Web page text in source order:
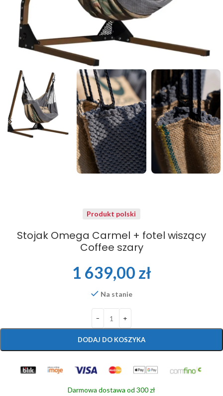
Produkt polski
Stojak Omega Carmel + fotel wiszący
Coffee szary
1 639,00 zł
Na stanie
DODAJ DO KOSZYKA
Darmowa dostawa od 300 zł